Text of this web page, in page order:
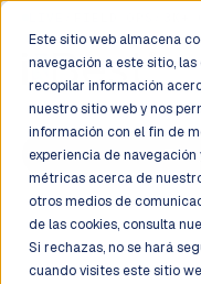
Este sitio web almacena
navegación a este sitio,
recopilar información
nuestro sitio web y nos
información con el fin de
experiencia de
métricas acerca de
otros medios de
de las cookies, consulta
Si rechazas, no se hará
cuando visites este sitio
Talk